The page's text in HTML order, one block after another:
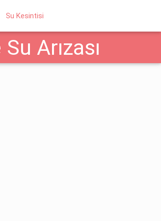
Su Kesintisi
Arızası